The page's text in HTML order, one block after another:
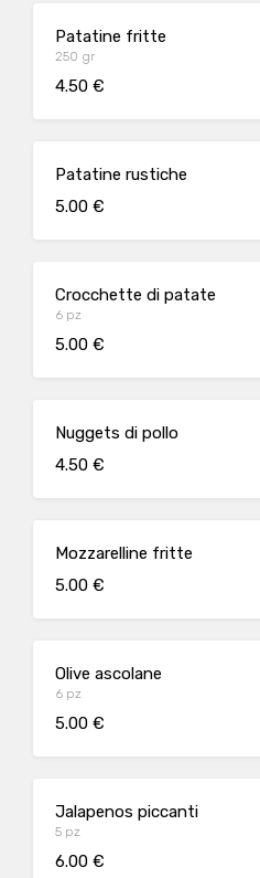
Patatine fritte
250 gr
4.50 €
Patatine rustiche
5.00 €
Crocchette di patate
6 pz
5.00 €
Nuggets di pollo
4.50 €
Mozzarelline fritte
5.00 €
Olive ascolane
6 pz
5.00 €
Jalapenos piccanti
5 pz
6.00 €